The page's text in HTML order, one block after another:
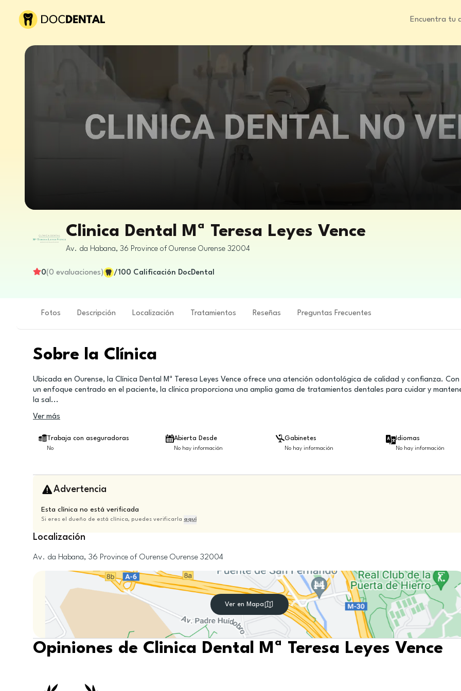
Encuentra tu
Clinica Dental Mª Teresa Leyes Vence
Av. da Habana, 36 Province of Ourense Ourense 32004
0(0 evaluaciones) /100 Calificación DocDental
Fotos Descripción Localización Tratamientos Reseñas Preguntas Frecuentes
Sobre la Clínica
Ubicada en Ourense, la Clínica Dental Mª Teresa Leyes Vence ofrece una atención odontológica de calidad y confianza. Con
un enfoque centrado en el paciente, la clínica proporciona una amplia gama de tratamientos dentales para cuidar y
la sal...
Ver más
Trabaja con aseguradoras
No
Abierta Desde
No hay información
Gabinetes
No hay información
Idiomas
No hay información
Advertencia
Esta clínica no está verificada
Si eres el dueño de está clínica, puedes verificarla aquí
Localización
Av. da Habana, 36 Province of Ourense Ourense 32004
Ver en Mapa
Opiniones de Clinica Dental Mª Teresa Leyes Vence